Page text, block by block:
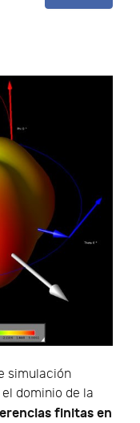
simulación
dominio de la
finitas en